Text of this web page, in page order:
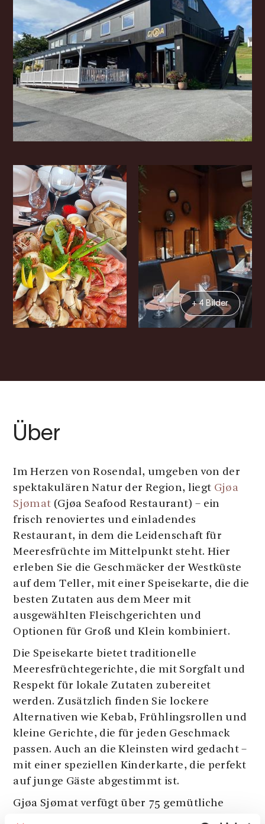
+ 4 Bilder
Über
Im Herzen von Rosendal, umgeben von der
spektakulären Natur der Region, liegt Gjøa
Sjømat (Gjøa Seafood Restaurant) – ein
frisch renoviertes und einladendes
Restaurant, in dem die Leidenschaft für
Meeresfrüchte im Mittelpunkt steht. Hier
erleben Sie die Geschmäcker der Westküste
auf dem Teller, mit einer Speisekarte, die die
besten Zutaten aus dem Meer mit
ausgewählten Fleischgerichten und
Optionen für Groß und Klein kombiniert.
Die Speisekarte bietet traditionelle
Meeresfrüchtegerichte, die mit Sorgfalt und
Respekt für lokale Zutaten zubereitet
werden. Zusätzlich finden Sie lockere
Alternativen wie Kebab, Frühlingsrollen und
kleine Gerichte, die für jeden Geschmack
passen. Auch an die Kleinsten wird gedacht –
mit einer speziellen Kinderkarte, die perfekt
auf junge Gäste abgestimmt ist.
Gjøa Sjømat verfügt über 75 gemütliche
Sitzplätze im Innenbereich, wo Sie in einer